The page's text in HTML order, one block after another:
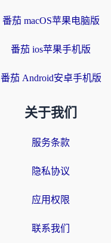
番茄 macOS苹果电脑版
番茄 ios苹果手机版
番茄 Android安卓手机版
关于我们
服务条款
隐私协议
应用权限
联系我们